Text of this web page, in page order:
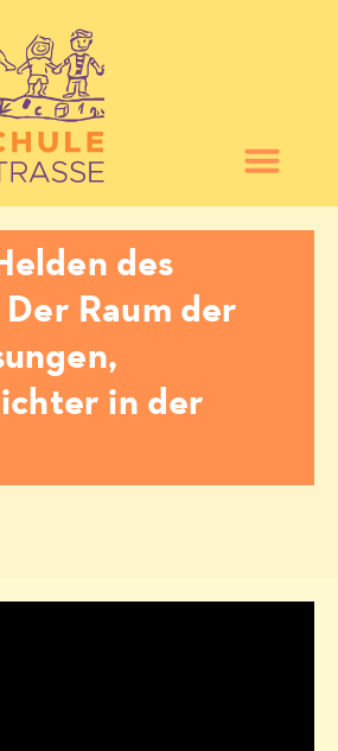
des
Der Raum der
in der